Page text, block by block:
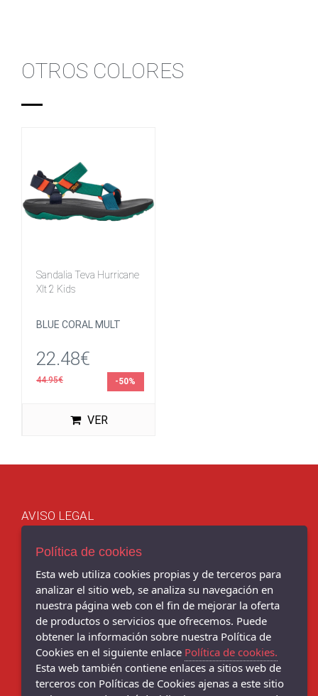
OTROS COLORES
Sandalia Teva Hurricane
Xlt 2 Kids
BLUE CORAL MULT
22.48€
44.95€ -50%
VER
AVISO LEGAL
POLÍTICA DE COOKIES
ENVÍOS Y DEVOLUCIONES
Chema Sport - C/ BENITO CORBAL, 14, PONTEVEDRA - 36001
(Pontevedra)
Chema Sneakers - C/ DANIEL DE LA SOTA, 9, - 36001 (Pontevedra)
Política de cookies
Esta web utiliza cookies propias y de terceros para
analizar el sitio web, se analiza su navegación en
nuestra página web con el fin de mejorar la oferta
de productos o servicios que ofrecemos. Puede
obtener la información sobre nuestra Política de
Cookies en el siguiente enlace Política de cookies.
Esta web también contiene enlaces a sitios web de
terceros con Políticas de Cookies ajenas a este sitio